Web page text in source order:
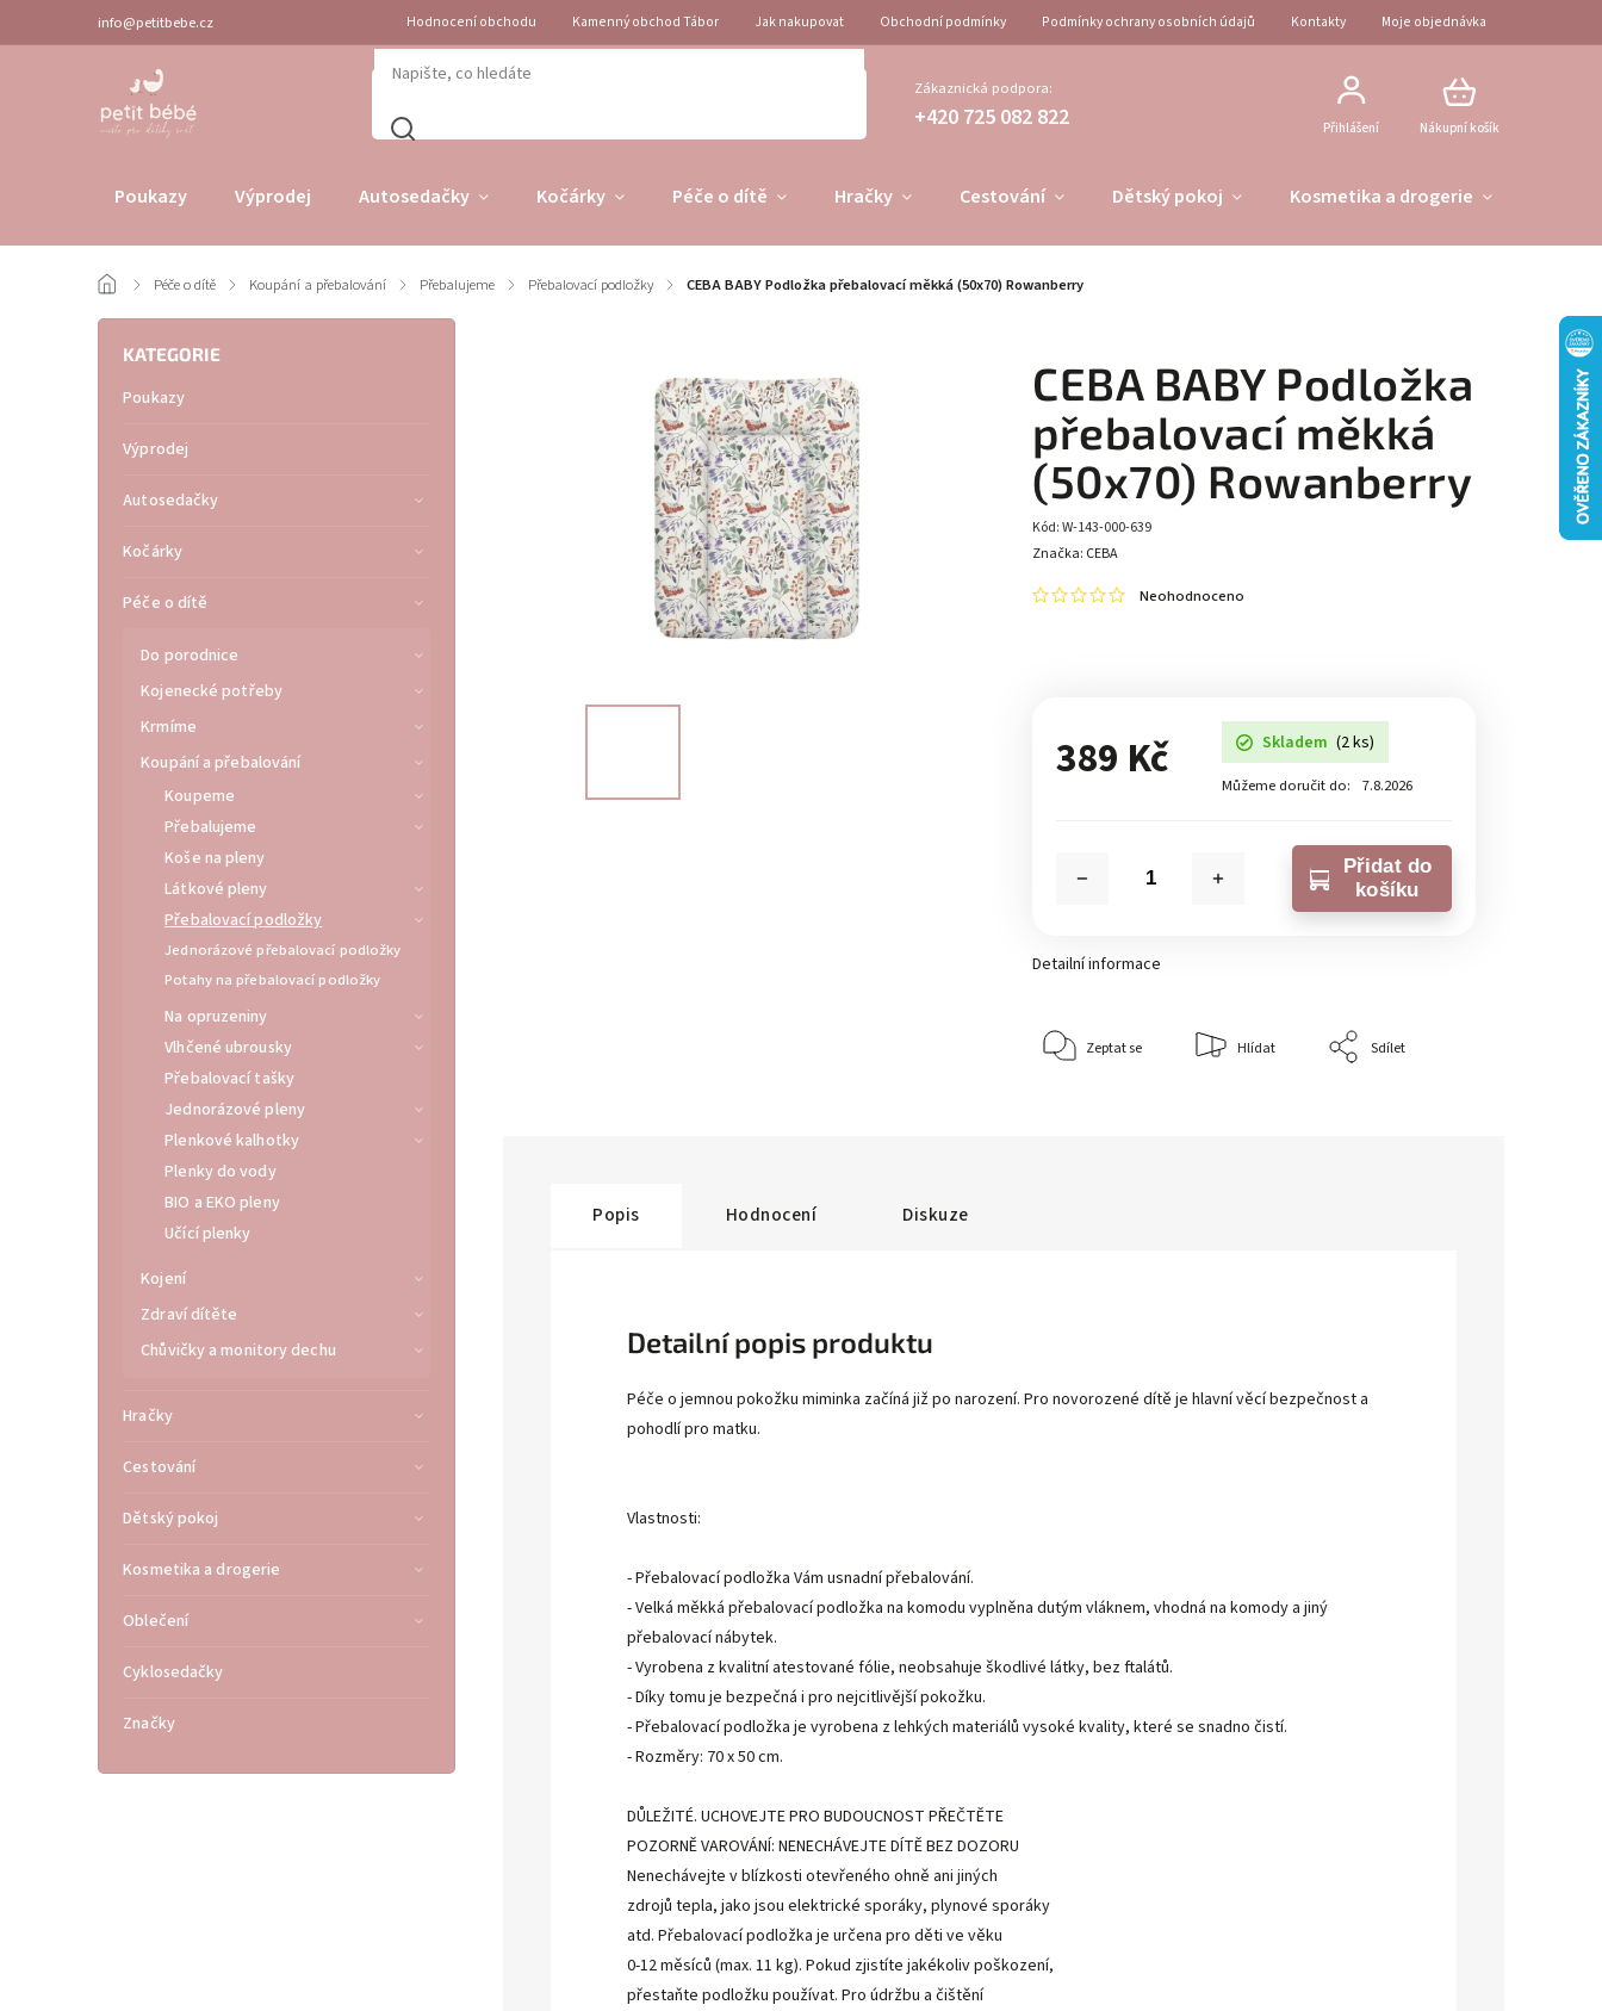
info@petitbebe.cz Hodnocení obchodu Kamenný obchod Tábor Jak nakupovat Obchodní podmínky Podmínky ochrany osobních údajů Kontakty Moje objednávka
Zákaznická podpora:
+420 725 082 822 Nákupní košík
Přihlášení
Poukazy Výprodej Autosedačky Kočárky Péče o dítě Hračky Cestování Dětský pokoj Kosmetika a drogerie
/ Péče o dítě / Koupání a přebalování / Přebalujeme / Přebalovací podložky / CEBA BABY Podložka přebalovací měkká (50x70) Rowanberry
KATEGORIE
Poukazy
Výprodej
Autosedačky
Kočárky
Péče o dítě
Do porodnice
Kojenecké potřeby
Krmíme
Koupání a přebalování
Koupeme
Přebalujeme
Koše na pleny
Látkové pleny
Přebalovací podložky
Jednorázové přebalovací podložky
Potahy na přebalovací podložky
Na opruzeniny
Vlhčené ubrousky
Přebalovací tašky
Jednorázové pleny
Plenkové kalhotky
Plenky do vody
BIO a EKO pleny
Učící plenky
Kojení
Zdraví dítěte
Chůvičky a monitory dechu
Hračky
Cestování
Dětský pokoj
Kosmetika a drogerie
Oblečení
Cyklosedačky
Značky
CEBA BABY Podložka
přebalovací měkká
(50x70) Rowanberry
Kód:W-143-000-639
Neohodnoceno
Značka: CEBA
389 Kč Skladem (2 ks)
Můžeme doručit do: 7.8.2026
Přidat do
košíku
Detailní informace
Zeptat se Hlídat Sdílet
Popis Hodnocení Diskuze
Detailní popis produktu
Péče o jemnou pokožku miminka začíná již po narození. Pro novorozené dítě je hlavní věcí bezpečnost a
pohodlí pro matku.
Vlastnosti:
- Přebalovací podložka Vám usnadní přebalování.
- Velká měkká přebalovací podložka na komodu vyplněna dutým vláknem, vhodná na komody a jiný
přebalovací nábytek.
- Vyrobena z kvalitní atestované fólie, neobsahuje škodlivé látky, bez ftalátů.
- Díky tomu je bezpečná i pro nejcitlivější pokožku.
- Přebalovací podložka je vyrobena z lehkých materiálů vysoké kvality, které se snadno čistí.
- Rozměry: 70 x 50 cm.
DŮLEŽITÉ. UCHOVEJTE PRO BUDOUCNOST PŘEČTĚTE
POZORNĚ VAROVÁNÍ: NENECHÁVEJTE DÍTĚ BEZ DOZORU
Nenechávejte v blízkosti otevřeného ohně ani jiných
zdrojů tepla, jako jsou elektrické sporáky, plynové sporáky
atd. Přebalovací podložka je určena pro děti ve věku
0-12 měsíců (max. 11 kg). Pokud zjistíte jakékoliv poškození,
přestaňte podložku používat. Pro údržbu a čištění